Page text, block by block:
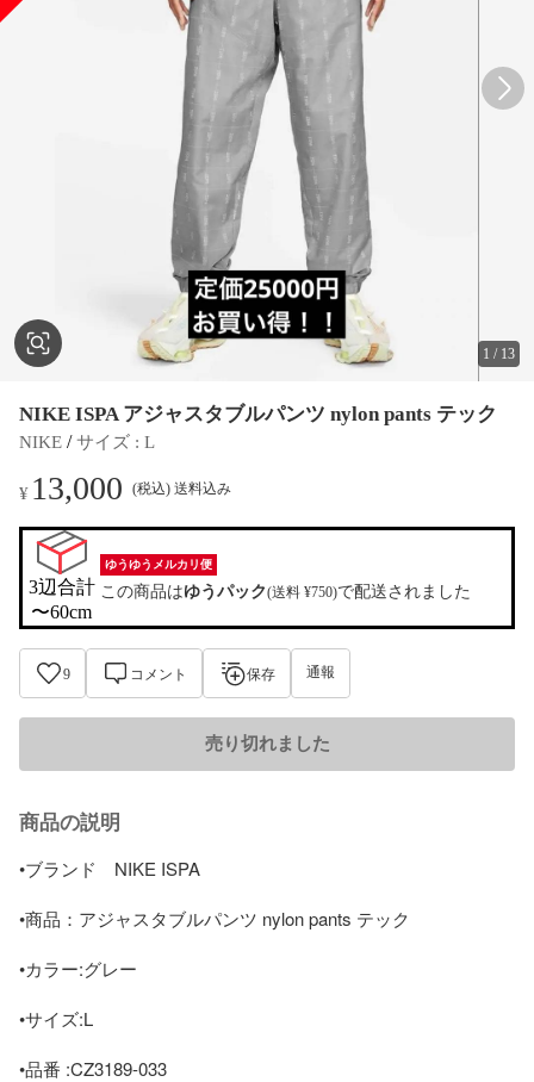
1 / 13
NIKE ISPA アジャスタブルパンツ nylon pants テック
NIKE / サイズ : L
¥ 13,000 (税込) 送料込み
3辺合計
〜60cm
ゆうゆうメルカリ便
この商品はゆうパック(送料 ¥750)で配送されました
9 コメント 保存 通報
売り切れました
商品の説明
•ブランド　NIKE ISPA
•商品：アジャスタブルパンツ nylon pants テック
•カラー:グレー
•サイズ:L
•品番 :CZ3189-033